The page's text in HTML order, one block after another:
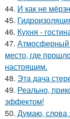
44. И как не
45.
46. Кухня -
47. Атмосферный
место, где
настоящим.
48. Эта дача
49. Реально,
эффектом!
50. Думаю, слова